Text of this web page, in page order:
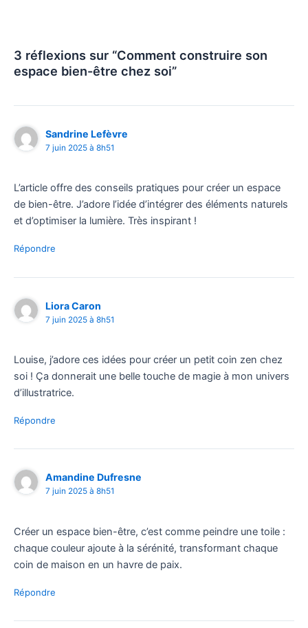
3 réflexions sur “Comment construire son
espace bien-être chez soi”
Sandrine Lefèvre
7 juin 2025 à 8h51
L’article offre des conseils pratiques pour créer un espace
de bien-être. J’adore l’idée d’intégrer des éléments naturels
et d’optimiser la lumière. Très inspirant !
Répondre
Liora Caron
7 juin 2025 à 8h51
Louise, j’adore ces idées pour créer un petit coin zen chez
soi ! Ça donnerait une belle touche de magie à mon univers
d’illustratrice.
Répondre
Amandine Dufresne
7 juin 2025 à 8h51
Créer un espace bien-être, c’est comme peindre une toile :
chaque couleur ajoute à la sérénité, transformant chaque
coin de maison en un havre de paix.
Répondre